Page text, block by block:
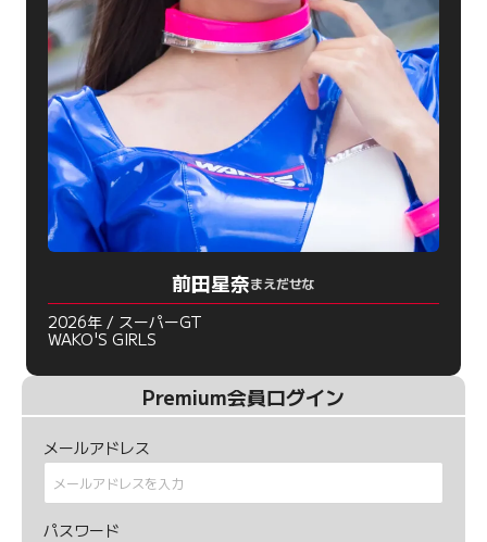
前田星奈まえだせな
2026年 / スーパーGT
WAKO'S GIRLS
Premium会員ログイン
メールアドレス
パスワード